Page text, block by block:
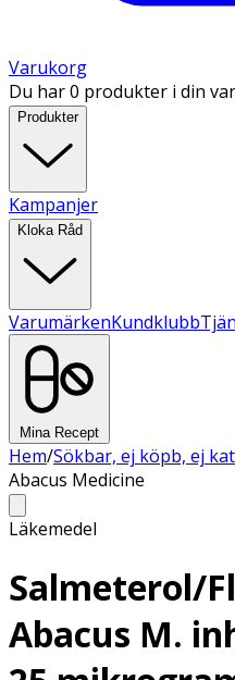
Varukorg
Du har 0 produkter i din
Produkter
Kampanjer
Kloka Råd
VarumärkenKundklubb
Mina Recept
Hem/Sökbar, ej köpb, ej kat
Abacus Medicine
Läkemedel
Salmeterol/
Abacus M.